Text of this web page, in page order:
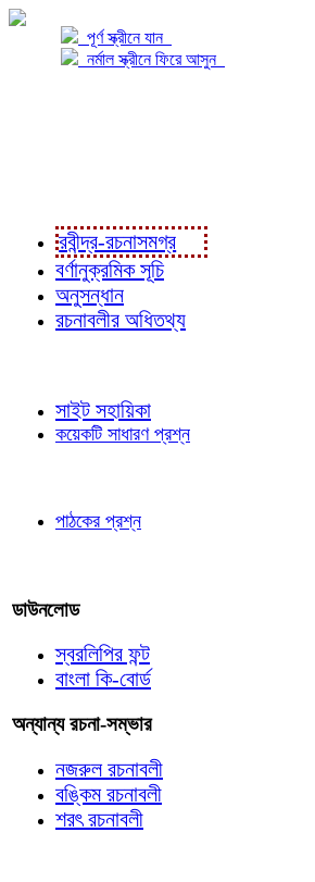
পূর্ণ স্ক্রীনে যান
নর্মাল স্ক্রীনে ফিরে আসুন
রবীন্দ্র-রচনাসমগ্র
বর্ণানুক্রমিক সূচি
অনুসন্ধান
রচনাবলীর অধিতথ্য
সাইট সহায়িকা
কয়েকটি সাধারণ প্রশ্ন
পাঠকের প্রশ্ন
ডাউনলোড
স্বরলিপির ফন্ট
বাংলা কি-বোর্ড
অন্যান্য রচনা-সম্ভার
নজরুল রচনাবলী
বঙ্কিম রচনাবলী
শরৎ রচনাবলী